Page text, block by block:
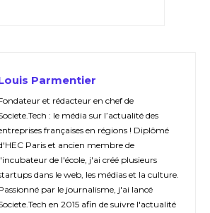
Parmentier
et rédacteur en chef de
: le média sur l’actualité des
françaises en régions ! Diplômé
Paris et ancien membre de
de l'école, j'ai créé plusieurs
dans le web, les médias et la culture.
par le journalisme, j'ai lancé
en 2015 afin de suivre l'actualité